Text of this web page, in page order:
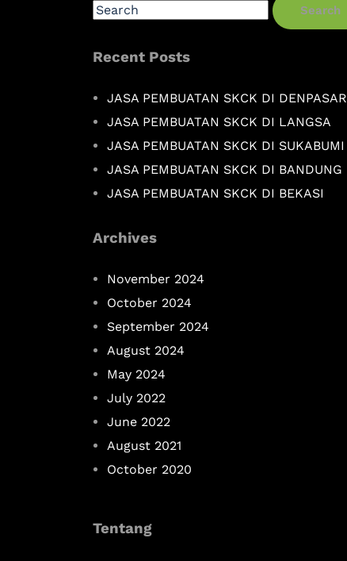
Search
Recent Posts
JASA PEMBUATAN SKCK DI DENPASAR
JASA PEMBUATAN SKCK DI LANGSA
JASA PEMBUATAN SKCK DI SUKABUMI
JASA PEMBUATAN SKCK DI BANDUNG
JASA PEMBUATAN SKCK DI BEKASI
Archives
November 2024
October 2024
September 2024
August 2024
May 2024
July 2022
June 2022
August 2021
October 2020
Tentang